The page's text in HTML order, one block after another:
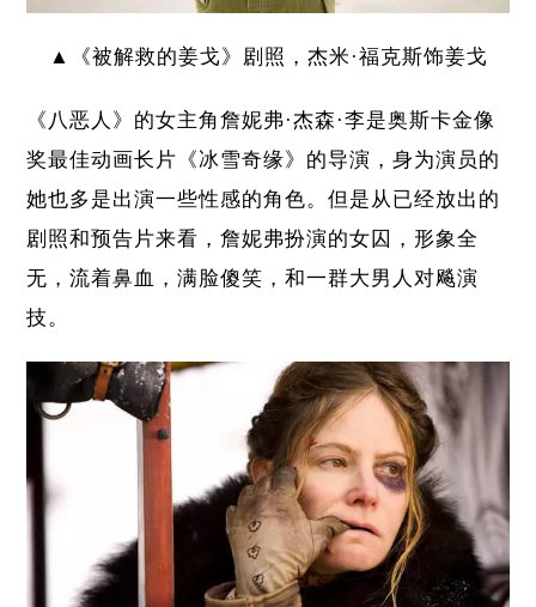
▲《被解救的姜戈》剧照，杰米·福克斯饰姜戈
《八恶人》的女主角詹妮弗·杰森·李是奥斯卡金像
奖最佳动画长片《冰雪奇缘》的导演，身为演员的
她也多是出演一些性感的角色。但是从已经放出的
剧照和预告片来看，詹妮弗扮演的女囚，形象全
无，流着鼻血，满脸傻笑，和一群大男人对飚演
技。